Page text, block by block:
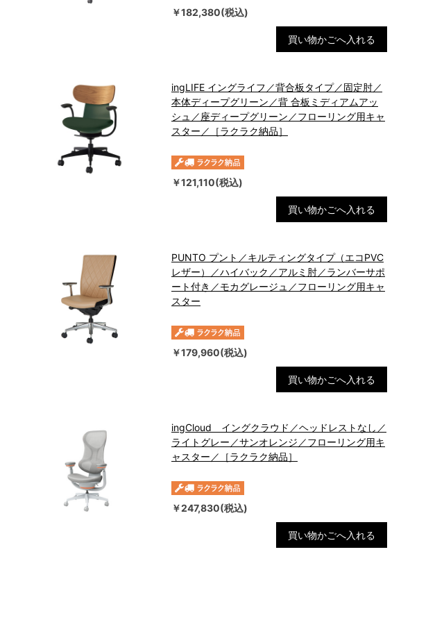
￥182,380(税込)
買い物かごへ入れる
ingLIFE イングライフ／背合板タイプ／固定肘／
本体ディープグリーン／背 合板ミディアムアッ
シュ／座ディープグリーン／フローリング用キャ
スター／［ラクラク納品］
￥121,110(税込)
買い物かごへ入れる
PUNTO プント／キルティングタイプ（エコPVC
レザー）／ハイバック／アルミ肘／ランバーサポ
ート付き／モカグレージュ／フローリング用キャ
スター
￥179,960(税込)
買い物かごへ入れる
ingCloud イングクラウド／ヘッドレストなし／
ライトグレー／サンオレンジ／フローリング用キ
ャスター／［ラクラク納品］
￥247,830(税込)
買い物かごへ入れる